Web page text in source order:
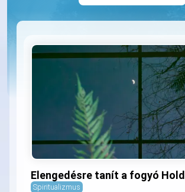
Elengedésre tanít a fogyó Hold
Spiritualizmus